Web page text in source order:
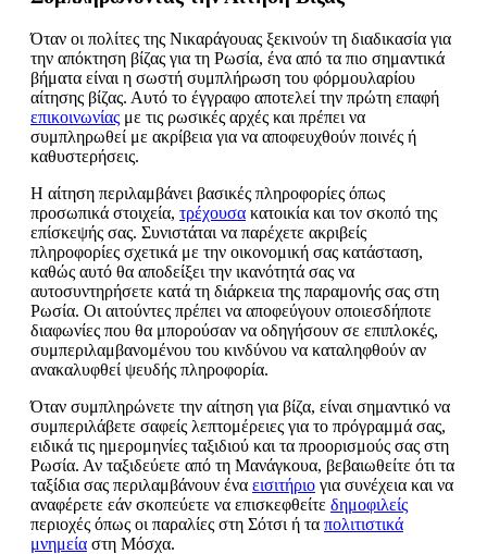
Όταν οι πολίτες της Νικαράγουας ξεκινούν τη διαδικασία για
την απόκτηση βίζας για τη Ρωσία, ένα από τα πιο σημαντικά
βήματα είναι η σωστή συμπλήρωση του φόρμουλαρίου
αίτησης βίζας. Αυτό το έγγραφο αποτελεί την πρώτη επαφή
επικοινωνίας με τις ρωσικές αρχές και πρέπει να
συμπληρωθεί με ακρίβεια για να αποφευχθούν ποινές ή
καθυστερήσεις.
Η αίτηση περιλαμβάνει βασικές πληροφορίες όπως
προσωπικά στοιχεία, τρέχουσα κατοικία και τον σκοπό της
επίσκεψής σας. Συνιστάται να παρέχετε ακριβείς
πληροφορίες σχετικά με την οικονομική σας κατάσταση,
καθώς αυτό θα αποδείξει την ικανότητά σας να
αυτοσυντηρήσετε κατά τη διάρκεια της παραμονής σας στη
Ρωσία. Οι αιτούντες πρέπει να αποφεύγουν οποιεσδήποτε
διαφωνίες που θα μπορούσαν να οδηγήσουν σε επιπλοκές,
συμπεριλαμβανομένου του κινδύνου να καταληφθούν αν
ανακαλυφθεί ψευδής πληροφορία.
Όταν συμπληρώνετε την αίτηση για βίζα, είναι σημαντικό να
συμπεριλάβετε σαφείς λεπτομέρειες για το πρόγραμμά σας,
ειδικά τις ημερομηνίες ταξιδιού και τα προορισμούς σας στη
Ρωσία. Αν ταξιδεύετε από τη Μανάγκουα, βεβαιωθείτε ότι τα
ταξίδια σας περιλαμβάνουν ένα εισιτήριο για συνέχεια και να
αναφέρετε εάν σκοπεύετε να επισκεφθείτε δημοφιλείς
περιοχές όπως οι παραλίες στη Σότσι ή τα πολιτιστικά
μνημεία στη Μόσχα.